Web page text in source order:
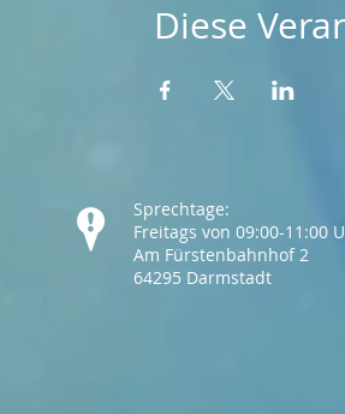
Diese
Sprechtage:
Freitags von 09:00-11:00
Am Fürstenbahnhof 2
64295 Darmstadt